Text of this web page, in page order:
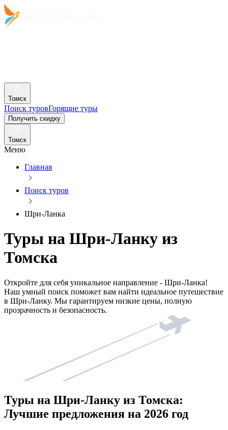
Томск
Поиск туровГорящие туры
Получить скидку
Томск
Меню
Главная
Поиск туров
Шри-Ланка
Туры на Шри-Ланку из
Томска
Откройте для себя уникальное направление - Шри-Ланка!
Наш умный поиск поможет вам найти идеальное путешествие
в Шри-Ланку. Мы гарантируем низкие цены, полную
прозрачность и безопасность.
Туры на Шри-Ланку из Томска:
Лучшие предложения на 2026 год